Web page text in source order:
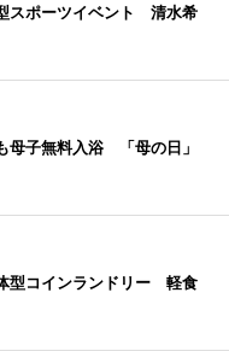
スポーツイベント 清水希
母子無料入浴 「母の日」
型コインランドリー 軽食